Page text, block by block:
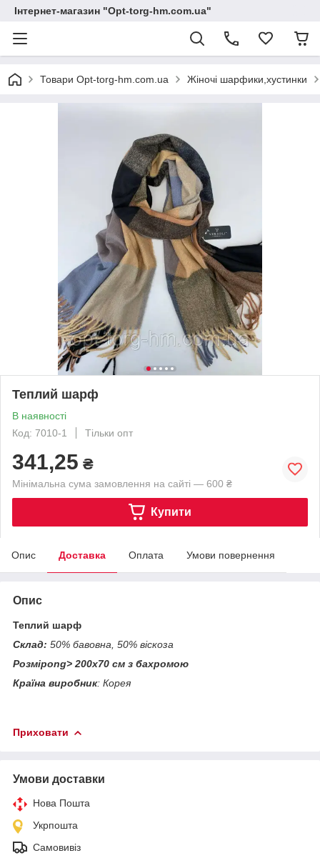
Інтернет-магазин "Opt-torg-hm.com.ua"
Товари Opt-torg-hm.com.ua Жіночі шарфики,хустинки
Теплий шарф
В наявності
Код: 7010-1
Тільки опт
341,25 ₴
Мінімальна сума замовлення на сайті — 600 ₴
Купити
Опис Доставка Оплата Умови повернення
Опис
Теплий шарф
Склад: 50% бавовна, 50% віскоза
Розмірong> 200х70 см з бахромою
Країна виробник: Корея
Приховати
Умови доставки
Нова Пошта
Укрпошта
Самовивіз